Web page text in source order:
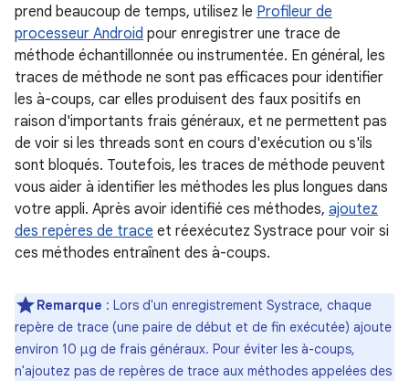
prend beaucoup de temps, utilisez le Profileur de
processeur Android pour enregistrer une trace de
méthode échantillonnée ou instrumentée. En général, les
traces de méthode ne sont pas efficaces pour identifier
les à-coups, car elles produisent des faux positifs en
raison d'importants frais généraux, et ne permettent pas
de voir si les threads sont en cours d'exécution ou s'ils
sont bloqués. Toutefois, les traces de méthode peuvent
vous aider à identifier les méthodes les plus longues dans
votre appli. Après avoir identifié ces méthodes, ajoutez
des repères de trace et réexécutez Systrace pour voir si
ces méthodes entraînent des à-coups.
Remarque : Lors d'un enregistrement Systrace, chaque
repère de trace (une paire de début et de fin exécutée) ajoute
environ 10 μg de frais généraux. Pour éviter les à-coups,
n'ajoutez pas de repères de trace aux méthodes appelées des